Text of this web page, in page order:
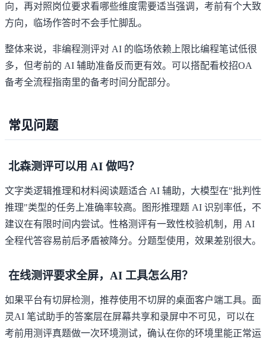
向，再对照岗位要求看哪些维度需要适当强调，考前有个大致
方向，临场作答时不会手忙脚乱。
整体来说，非编程测评对 AI 的临场依赖上限比编程笔试低很
多，但考前的 AI 辅助准备反而更有效。可以搭配看校招OA
备考全流程指南里的备考时间分配部分。
常见问题
北森测评可以用 AI 做吗？
文字类逻辑推理和材料阅读题适合 AI 辅助，大模型在"批判性
推理"类型的任务上准确率较高。图形推理题 AI 识别率低，不
建议在有限时间内尝试。性格测评有一致性校验机制，用 AI
全程代答容易前后矛盾被降分。分题型使用，效果差别很大。
在线测评要求全屏，AI 工具怎么用？
如果平台有切屏检测，推荐使用不切屏的桌面客户端工具。面
灵AI 笔试助手的答案层在屏幕共享和录屏中不可见，可以在
考前用测评真题做一次环境测试，确认在你的环境里能正常运